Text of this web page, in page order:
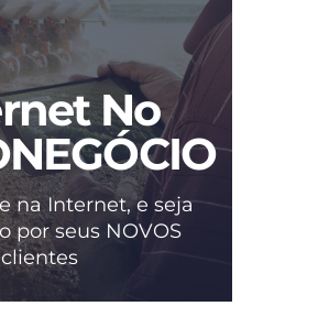
No
na Internet, e seja
por seus NOVOS
clientes